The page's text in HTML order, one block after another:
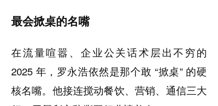
最会掀桌的名嘴
在流量喧嚣、企业公关话术层出不穷的
2025 年，罗永浩依然是那个敢 “掀桌” 的硬
核名嘴。他接连搅动餐饮、营销、通信三大